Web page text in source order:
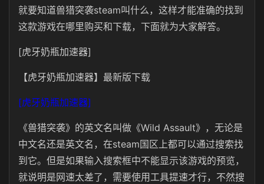
就要知道兽猎突袭steam叫什么，这样才能准确的找到
这款游戏在哪里购买和下载，下面就为大家解答。
[虎牙奶瓶加速器]
【虎牙奶瓶加速器】最新版下载
[虎牙奶瓶加速器]
《兽猎突袭》的英文名叫做《Wild Assault》，无论是
中文名还是英文名，在steam国区上都可以通过搜索找
到它。但是如果输入搜索框中不能显示该游戏的预览，
就说明是网速太差了，需要使用工具提速才行，不然搜